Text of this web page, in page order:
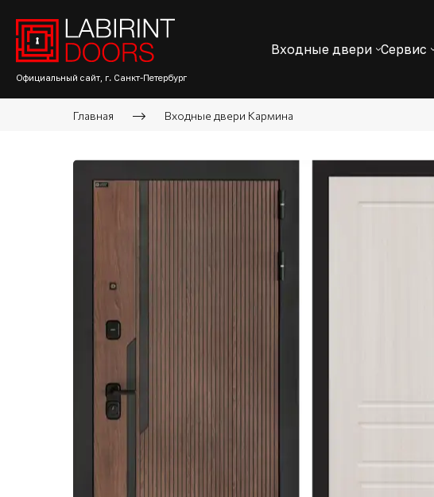
Официальный сайт, г. Санкт-Петербург
Входные двери Сервис
Главная Входные двери Кармина